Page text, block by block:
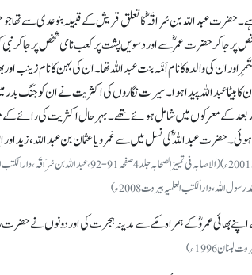
عبداللہ بن سُراقَہؓ کا تعلق قریش کے قبیلہ بنو عدی سے تھا
پر جا کر حضرت عمرؓ سے اور دسویں پشت پر کعب نامی شخص پر جا کر نبی
ان کی والدہ کا نام اَمَّہ بنت عبداللہ تھا۔ ان کی بہن کا نام زینب
بیٹا عبداللہ پیدا ہوا۔ سیرت نگاروں کی اکثریت نے ان کو جنگ بدر
بعد کے معرکوں میں شامل ہوئے تھے۔ بہرحال اکثریت کی رائے
حضرت عبداللہؓ کی نسل میں سے عَمرو یا عثمان بن عبداللہ، زید اور
بھائی عمروؓ کے ہمراہ مکے سے مدینہ ہجرت کی اور دونوں نے حضرت